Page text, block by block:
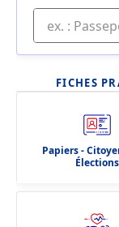
FICHES
Papiers -
Élections